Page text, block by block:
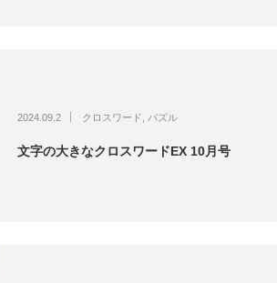
2024.09.2 クロスワード パズル
文字の大きなクロスワードEX 10月号